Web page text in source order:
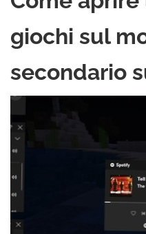
giochi sul
secondario